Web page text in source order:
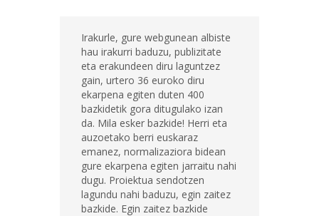
Irakurle, gure webgunean albiste
hau irakurri baduzu, publizitate
eta erakundeen diru laguntzez
gain, urtero 36 euroko diru
ekarpena egiten duten 400
bazkidetik gora ditugulako izan
da. Mila esker bazkide! Herri eta
auzoetako berri euskaraz
emanez, normalizaziora bidean
gure ekarpena egiten jarraitu nahi
dugu. Proiektua sendotzen
lagundu nahi baduzu, egin zaitez
bazkide. Egin zaitez bazkide